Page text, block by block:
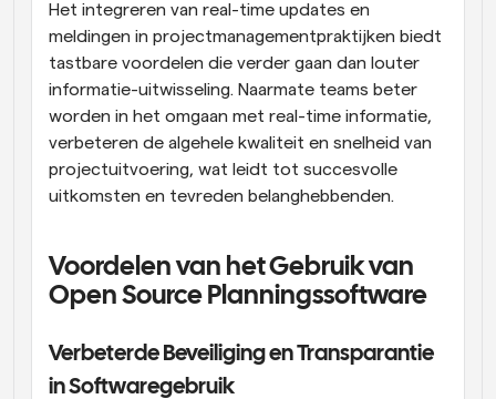
Het integreren van real-time updates en
meldingen in projectmanagementpraktijken biedt
tastbare voordelen die verder gaan dan louter
informatie-uitwisseling. Naarmate teams beter
worden in het omgaan met real-time informatie,
verbeteren de algehele kwaliteit en snelheid van
projectuitvoering, wat leidt tot succesvolle
uitkomsten en tevreden belanghebbenden.
Voordelen van het Gebruik van
Open Source Planningssoftware
Verbeterde Beveiliging en Transparantie
in Softwaregebruik